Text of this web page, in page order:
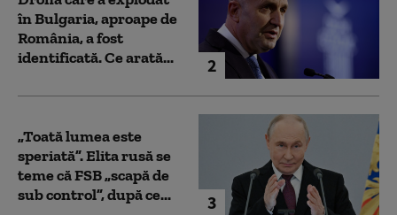
2
în Bulgaria, aproape de
România, a fost
identificată. Ce arată...
3
„Toată lumea este
speriată”. Elita rusă se
teme că FSB „scapă de
sub control”, după ce...